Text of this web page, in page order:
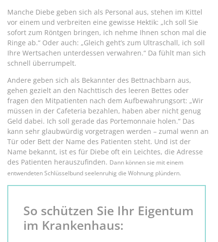
Manche Diebe geben sich als Personal aus, stehen im Kittel
vor einem und verbreiten eine gewisse Hektik: „Ich soll Sie
sofort zum Röntgen bringen, ich nehme Ihnen schon mal die
Ringe ab.“ Oder auch: „Gleich geht’s zum Ultraschall, ich soll
Ihre Wertsachen unterdessen verwahren.“ Da fühlt man sich
schnell überrumpelt.
Andere geben sich als Bekannter des Bettnachbarn aus,
gehen gezielt an den Nachttisch des leeren Bettes oder
fragen den Mitpatienten nach dem Aufbewahrungsort: „Wir
müssen in der Cafeteria bezahlen, haben aber nicht genug
Geld dabei. Ich soll gerade das Portemonnaie holen.“ Das
kann sehr glaubwürdig vorgetragen werden – zumal wenn an
Tür oder Bett der Name des Patienten steht. Und ist der
Name bekannt, ist es für Diebe oft ein Leichtes, die Adresse
des Patienten herauszufinden. Dann können sie mit einem
entwendeten Schlüsselbund seelenruhig die Wohnung plündern.
So schützen Sie Ihr Eigentum
im Krankenhaus: